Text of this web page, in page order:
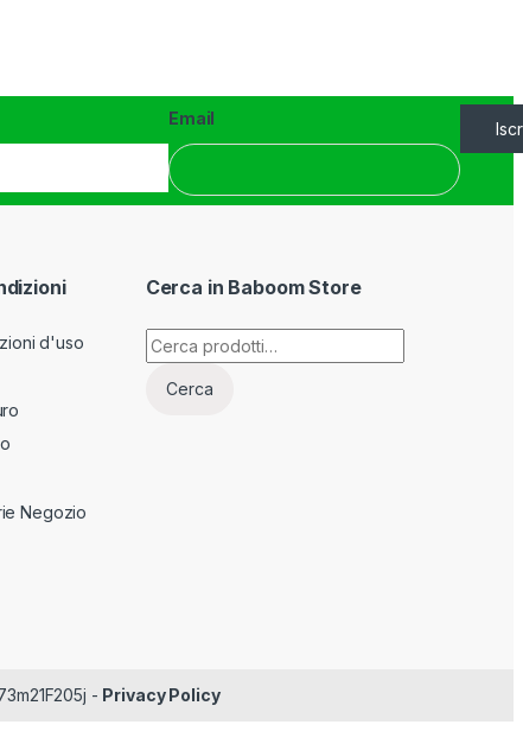
Email
d'uso
Negozio
Cerca in Baboom Store
Cerca:
Cerca
- Privacy Policy